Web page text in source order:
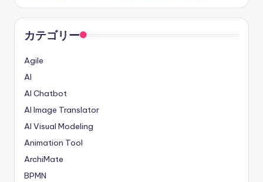
カテゴリー
Agile
AI
AI Chatbot
AI Image Translator
AI Visual Modeling
Animation Tool
ArchiMate
BPMN